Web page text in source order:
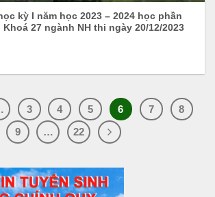
kỳ I năm học 2023 – 2024 học phần
Khoá 27 ngành NH thi ngày 20/12/2023
3 4 5 6 7
8
9
… 22